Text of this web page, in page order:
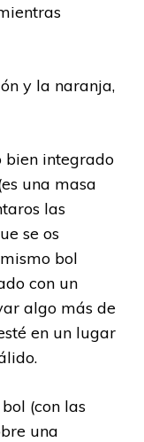
y la naranja,
bien integrado
una masa
las
se os
bol
con un
algo más de
en un lugar
(con las
una